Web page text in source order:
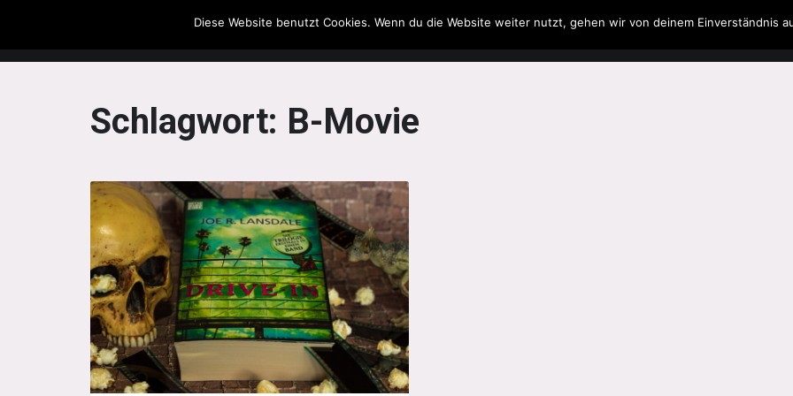
The Howling Men Filme & Serien Musik Spielzeug Literatur
Schlagwort: B-Movie
Diese Website benutzt Cookies. Wenn du die Website weiter nutzt, gehen wir von deinem Einverständnis